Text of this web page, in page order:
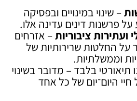
– שינוי במינויים ובפסיקה
פרשנות דינים עדינה אלו.
ציבוריות – אזרחים
על החלטות שרירותיות של
וממשלתיות.
בלבד – מדובר בשינוי
היום־יום של כל אחד